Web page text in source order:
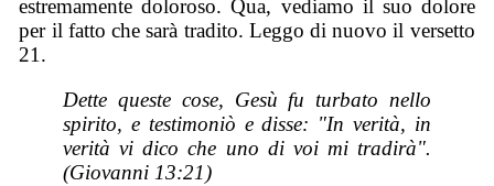
estremamente doloroso. Qua, vediamo il suo dolore
per il fatto che sarà tradito. Leggo di nuovo il versetto
21.
Dette queste cose, Gesù fu turbato nello
spirito, e testimoniò e disse: "In verità, in
verità vi dico che uno di voi mi tradirà".
(Giovanni 13:21)